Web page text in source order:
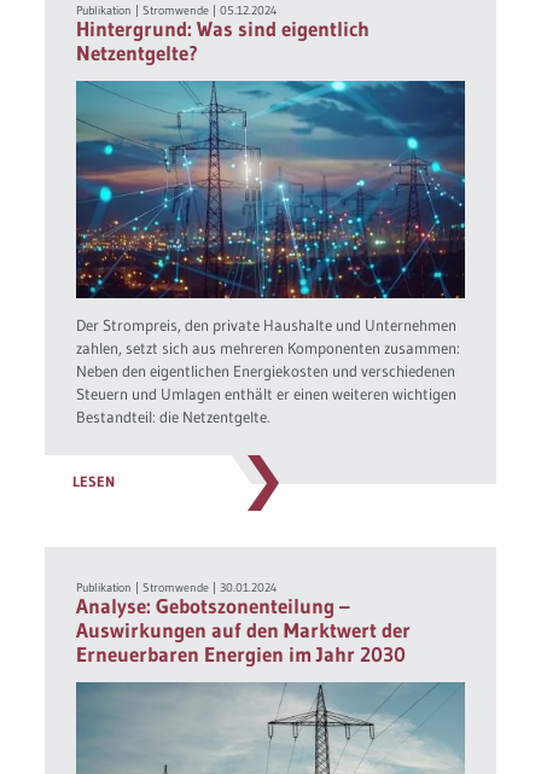
Publikation |Stromwende |05.12.2024
Hintergrund: Was sind eigentlich
Netzentgelte?
Der Strompreis, den private Haushalte und Unternehmen
zahlen, setzt sich aus mehreren Komponenten zusammen:
Neben den eigentlichen Energiekosten und verschiedenen
Steuern und Umlagen enthält er einen weiteren wichtigen
Bestandteil: die Netzentgelte.
LESEN
Publikation |Stromwende |30.01.2024
Analyse: Gebotszonenteilung –
Auswirkungen auf den Marktwert der
Erneuerbaren Energien im Jahr 2030